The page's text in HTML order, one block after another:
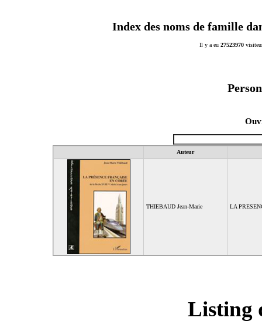
Index des noms de famille
Il y a eu 27523970
Auteur
THIEBAUD Jean-Marie LA
Listing